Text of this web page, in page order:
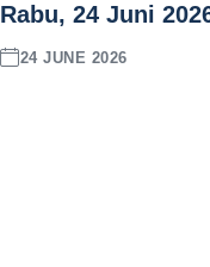
Rabu, 24 Juni
24 JUNE 2026